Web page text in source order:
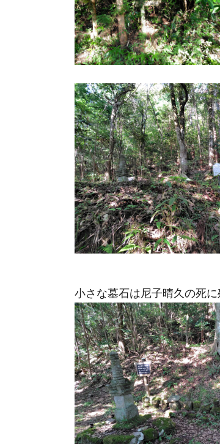
小さな墓石は尼子晴久の死に